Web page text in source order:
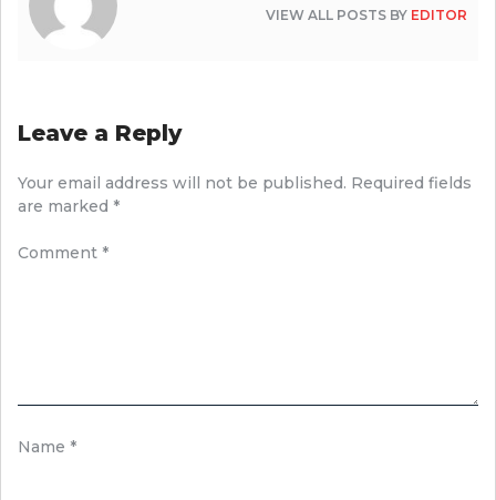
VIEW ALL POSTS BY EDITOR
Leave a Reply
Your email address will not be published. Required fields
are marked *
Comment *
Name *